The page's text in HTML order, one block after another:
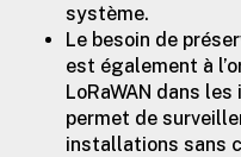
système.
Le besoin de
est également à
LoRaWAN dans
permet de
installations sans